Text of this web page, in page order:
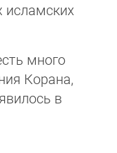
исламских
много
Корана,
в